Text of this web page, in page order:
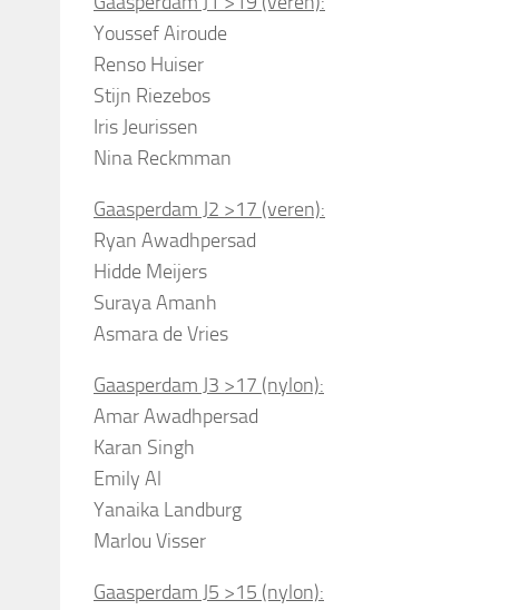
Youssef Airoude
Renso Huiser
Stijn Riezebos
Iris Jeurissen
Nina Reckmman
Gaasperdam J2 >17 (veren):
Ryan Awadhpersad
Hidde Meijers
Suraya Amanh
Asmara de Vries
Gaasperdam J3 >17 (nylon):
Amar Awadhpersad
Karan Singh
Emily Al
Yanaika Landburg
Marlou Visser
Gaasperdam J5 >15 (nylon):